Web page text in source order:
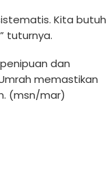
Kita butuh
tuturnya.
dan
memastikan
(msn/mar)